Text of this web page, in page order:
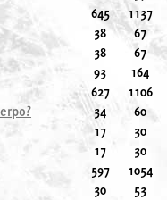
645 1137
38 67
38 67
93 164
627 1106
34 60
17 30
17 30
597 1054
30 53